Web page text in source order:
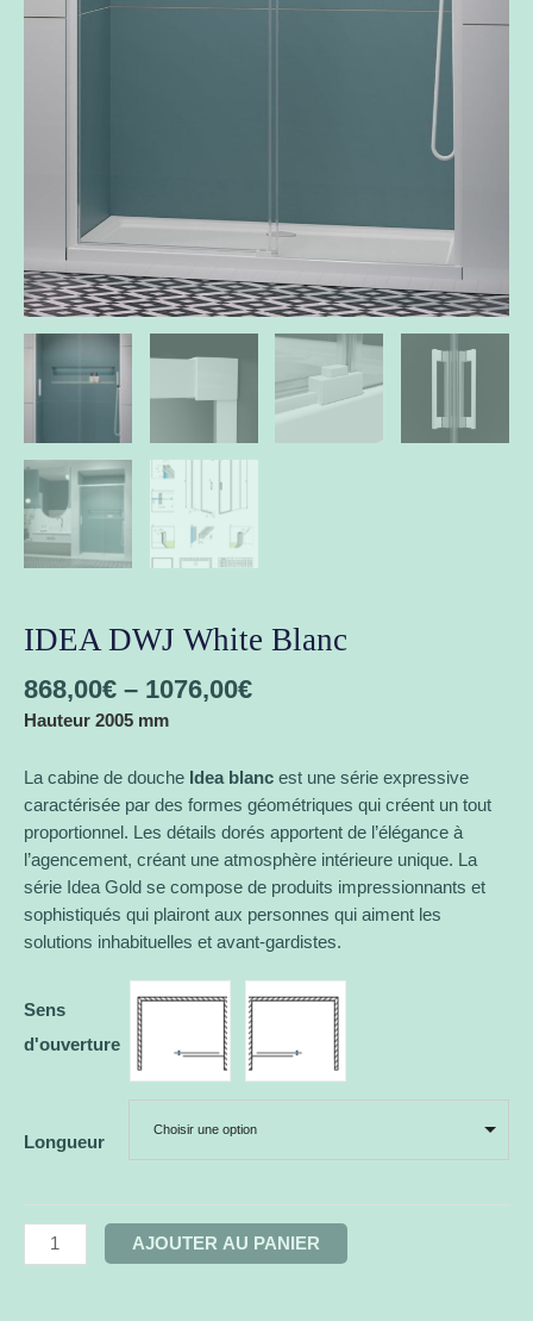
IDEA DWJ White Blanc
868,00€ – 1076,00€
Hauteur 2005 mm
La cabine de douche Idea blanc est une série expressive
caractérisée par des formes géométriques qui créent un tout
proportionnel. Les détails dorés apportent de l’élégance à
l’agencement, créant une atmosphère intérieure unique. La
série Idea Gold se compose de produits impressionnants et
sophistiqués qui plairont aux personnes qui aiment les
solutions inhabituelles et avant-gardistes.
Sens
d'ouverture
Longueur
Choisir une option
AJOUTER AU PANIER